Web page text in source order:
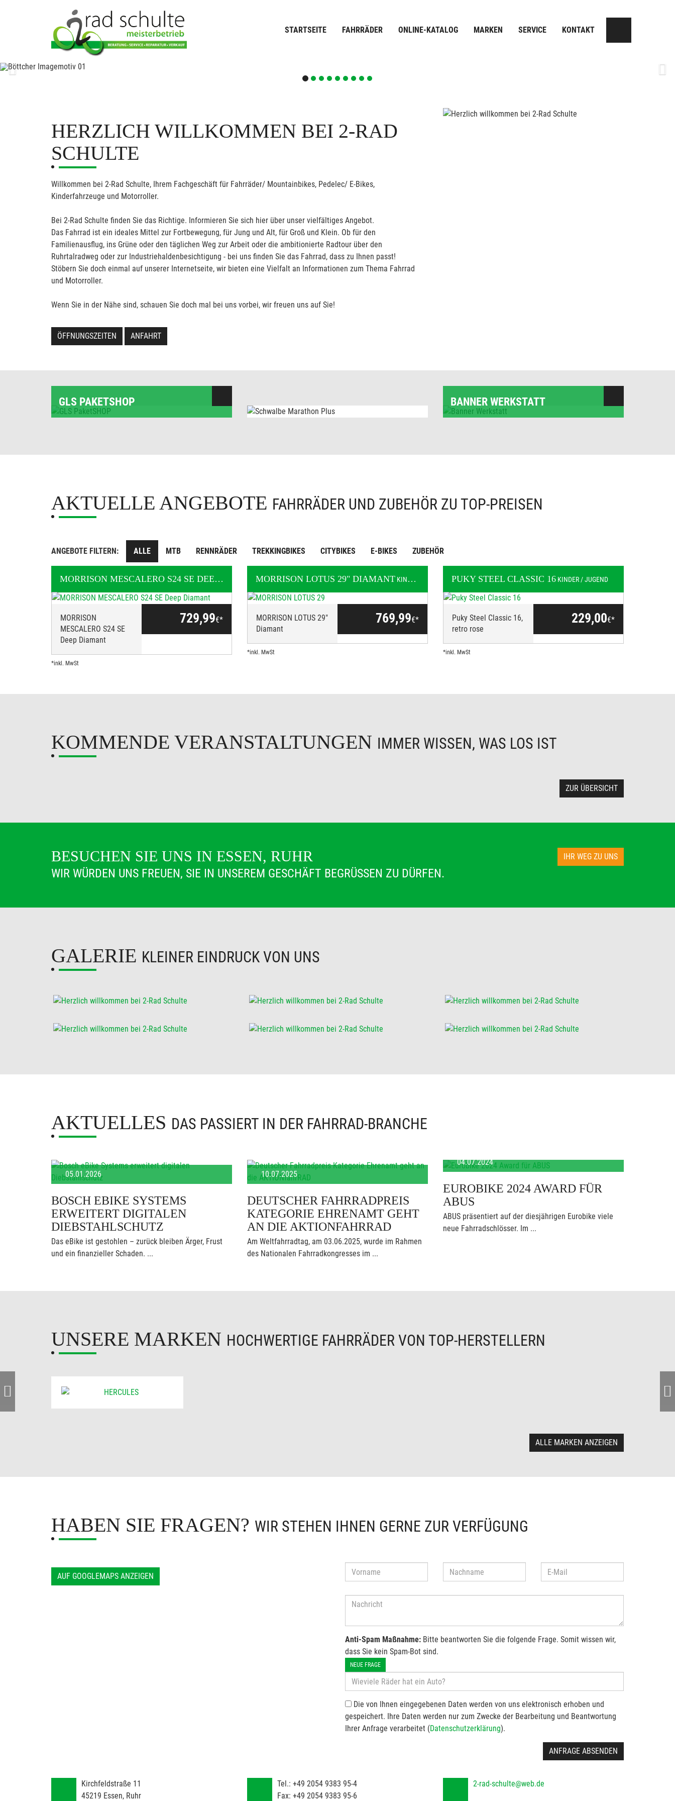
STARTSEITE FAHRRÄDER ONLINE-KATALOG MARKEN SERVICE KONTAKT
Previous
HERZLICH WILLKOMMEN BEI 2-RAD
SCHULTE
Willkommen bei 2-Rad Schulte, Ihrem Fachgeschäft für Fahrräder/ Mountainbikes, Pedelec/ E-Bikes,
Kinderfahrzeuge und Motorroller.
Bei 2-Rad Schulte finden Sie das Richtige. Informieren Sie sich hier über unser vielfältiges Angebot.
Das Fahrrad ist ein ideales Mittel zur Fortbewegung, für Jung und Alt, für Groß und Klein. Ob für den
Familienausflug, ins Grüne oder den täglichen Weg zur Arbeit oder die ambitionierte Radtour über den
Ruhrtalradweg oder zur Industriehaldenbesichtigung - bei uns finden Sie das Fahrrad, dass zu Ihnen passt!
Stöbern Sie doch einmal auf unserer Internetseite, wir bieten eine Vielfalt an Informationen zum Thema Fahrrad
und Motorroller.
Wenn Sie in der Nähe sind, schauen Sie doch mal bei uns vorbei, wir freuen uns auf Sie!
ÖFFNUNGSZEITEN ANFAHRT
GLS PAKETSHOP BANNER WERKSTATT
AKTUELLE ANGEBOTE FAHRRÄDER UND ZUBEHÖR ZU TOP-PREISEN
ANGEBOTE FILTERN: ALLE MTB RENNRÄDER TREKKINGBIKES CITYBIKES E-BIKES ZUBEHÖR
MORRISON MESCALERO S24 SE DEEP DIAMANT KINDER / JUGEND
MORRISON
MESCALERO S24 SE
Deep Diamant
729,99€*
*inkl. MwSt
MORRISON LOTUS 29" DIAMANT KINDER / JUGEND
MORRISON LOTUS 29"
Diamant
769,99€*
*inkl. MwSt
PUKY STEEL CLASSIC 16 KINDER / JUGEND
Puky Steel Classic 16,
retro rose
229,00€*
*inkl. MwSt
KOMMENDE VERANSTALTUNGEN IMMER WISSEN, WAS LOS IST
ZUR ÜBERSICHT
BESUCHEN SIE UNS IN ESSEN, RUHR
WIR WÜRDEN UNS FREUEN, SIE IN UNSEREM GESCHÄFT BEGRÜSSEN ZU DÜRFEN.
IHR WEG ZU UNS
GALERIE KLEINER EINDRUCK VON UNS
AKTUELLES DAS PASSIERT IN DER FAHRRAD-BRANCHE
05.01.2026
BOSCH EBIKE SYSTEMS
ERWEITERT DIGITALEN
DIEBSTAHLSCHUTZ
Das eBike ist gestohlen – zurück bleiben Ärger, Frust
und ein finanzieller Schaden. ...
10.07.2025
DEUTSCHER FAHRRADPREIS
KATEGORIE EHRENAMT GEHT
AN DIE AKTIONFAHRRAD
Am Weltfahrradtag, am 03.06.2025, wurde im Rahmen
des Nationalen Fahrradkongresses im ...
04.07.2024
EUROBIKE 2024 AWARD FÜR
ABUS
ABUS präsentiert auf der diesjährigen Eurobike viele
neue Fahrradschlösser. Im ...
UNSERE MARKEN HOCHWERTIGE FAHRRÄDER VON TOP-HERSTELLERN
ALLE MARKEN ANZEIGEN
HABEN SIE FRAGEN? WIR STEHEN IHNEN GERNE ZUR VERFÜGUNG
AUF GOOGLEMAPS ANZEIGEN
Anti-Spam Maßnahme: Bitte beantworten Sie die folgende Frage. Somit wissen wir,
dass Sie kein Spam-Bot sind.
NEUE FRAGE
Die von Ihnen eingegebenen Daten werden von uns elektronisch erhoben und
gespeichert. Ihre Daten werden nur zum Zwecke der Bearbeitung und Beantwortung
Ihrer Anfrage verarbeitet (Datenschutzerklärung).
ANFRAGE ABSENDEN
Kirchfeldstraße 11
45219 Essen, Ruhr
Tel.: +49 2054 9383 95-4
Fax: +49 2054 9383 95-6
2-rad-schulte@web.de